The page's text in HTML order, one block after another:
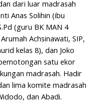
dari luar madrasah
Anas Solihin (ibu
(guru BK MAN 4
Achsinawati, SIP,
kelas 8), dan Joko
satu ekor
madrasah. Hadir
lima komite madrasah
dan Abadi.